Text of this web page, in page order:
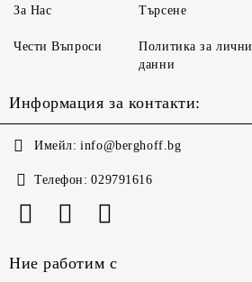
За Нас
Чести Въпроси
Търсене
Политика за лични
данни
Информация за контакти:
Имейл: info@berghoff.bg
Телефон: 029791616
Ние работим с